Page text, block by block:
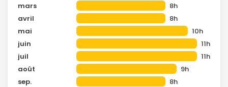
mars
8h
avril
8h
mai
10h
juin
11h
juil
11h
août
9h
sep.
8h